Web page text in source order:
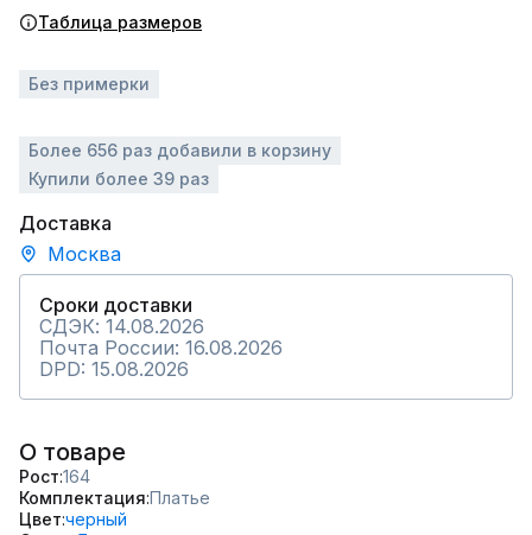
Таблица размеров
Без примерки
Более 656 раз добавили в корзину
Купили более 39 раз
Доставка
Москва
Сроки доставки
СДЭК: 14.08.2026
Почта России: 16.08.2026
DPD: 15.08.2026
О товаре
Рост 164
Комплектация Платье
Цвет черный